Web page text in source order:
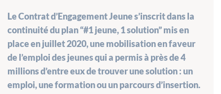
Le Contrat d’Engagement Jeune s’inscrit dans la
continuité du plan “#1 jeune, 1 solution” mis en
place en juillet 2020, une mobilisation en faveur
de l’emploi des jeunes qui a permis à près de 4
millions d’entre eux de trouver une solution : un
emploi, une formation ou un parcours d’insertion.